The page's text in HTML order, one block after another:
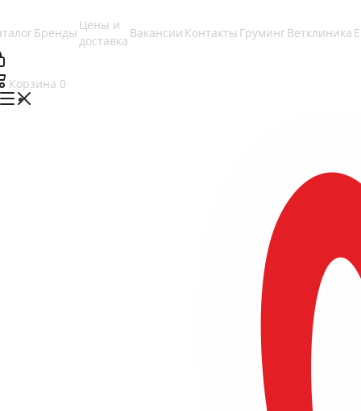
Бренды
Цены и
доставка
Вакансии Контакты ГрумингВетклиника
Корзина 0